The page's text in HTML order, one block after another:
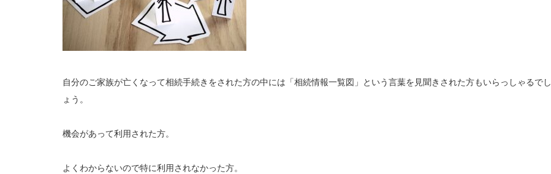
自分のご家族が亡くなって相続手続きをされた方の中には「相続情報一覧図」という言葉を見聞きされた方もいらっしゃるでし
ょう。
機会があって利用された方。
よくわからないので特に利用されなかった方。